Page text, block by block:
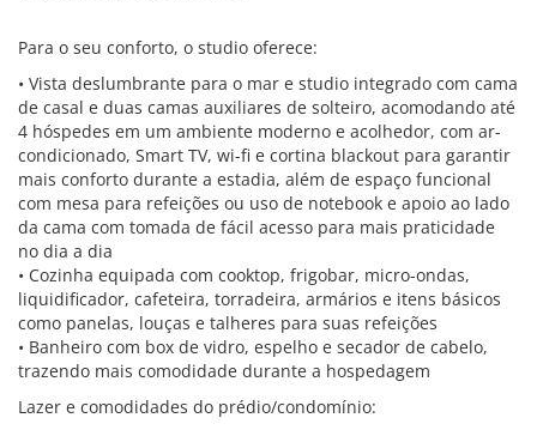
Para o seu conforto, o studio oferece:
• Vista deslumbrante para o mar e studio integrado com cama
de casal e duas camas auxiliares de solteiro, acomodando até
4 hóspedes em um ambiente moderno e acolhedor, com ar-
condicionado, Smart TV, wi-fi e cortina blackout para garantir
mais conforto durante a estadia, além de espaço funcional
com mesa para refeições ou uso de notebook e apoio ao lado
da cama com tomada de fácil acesso para mais praticidade
no dia a dia
• Cozinha equipada com cooktop, frigobar, micro-ondas,
liquidificador, cafeteira, torradeira, armários e itens básicos
como panelas, louças e talheres para suas refeições
• Banheiro com box de vidro, espelho e secador de cabelo,
trazendo mais comodidade durante a hospedagem
Lazer e comodidades do prédio/condomínio: